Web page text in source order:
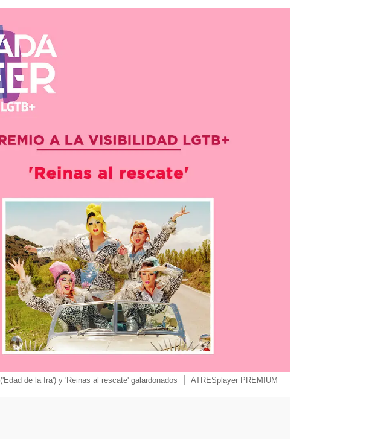
de la Ira') y 'Reinas al rescate' galardonados ATRESplayer PREMIUM